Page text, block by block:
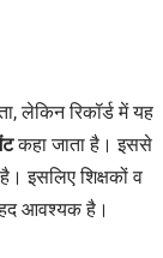
लेकिन रिकॉर्ड में यह
कहा जाता है। इससे
इसलिए शिक्षकों व
आवश्यक है।